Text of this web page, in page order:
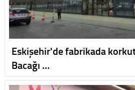
Eskişehir'de fabrikada
Bacağı …